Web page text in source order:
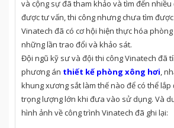
và cộng sự đã tham khảo và tìm đến
được tư vấn, thi công nhưng chưa tìm
Vinatech đã có cơ hội hiện thực hóa
những lần trao đổi và khảo sát.
Đội ngũ kỹ sư và đội thi công Vinatech đã
phương án thiết kế phòng xông hơi,
khung xương sắt làm thế nào để có thể
trọng lượng lớn khi đưa vào sử dụng. Và
hình ảnh về công trình Vinatech đã ghi lại: